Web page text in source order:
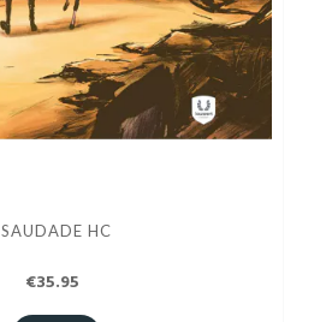
SAUDADE HC
€35.95